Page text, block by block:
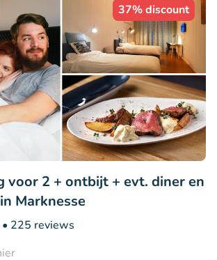
37% discount
voor 2 + ontbijt + evt. diner en
Marknesse
• 225 reviews